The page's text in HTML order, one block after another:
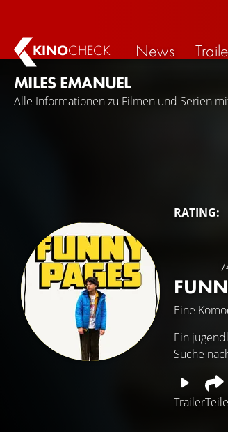
KINOCHECK News
MILES EMANUEL
Alle Informationen zu Filmen und Serien
RATING:
Eine
Trailer
Ein
Suche